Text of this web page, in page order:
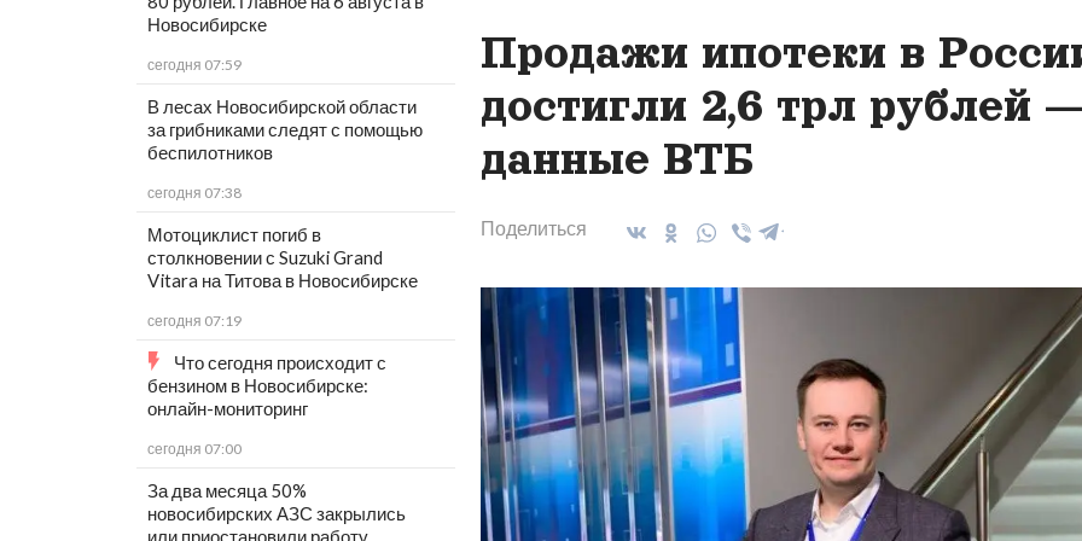
Новосибирске
сегодня 07:59
В лесах Новосибирской области
за грибниками следят с помощью
беспилотников
сегодня 07:38
Мотоциклист погиб в
столкновении с Suzuki Grand
Vitara на Титова в Новосибирске
сегодня 07:19
Что сегодня происходит с
бензином в Новосибирске:
онлайн-мониторинг
сегодня 07:00
За два месяца 50%
новосибирских АЗС закрылись
Продажи ипотеки в
достигли 2,6 трл рублей
данные ВТБ
Поделиться